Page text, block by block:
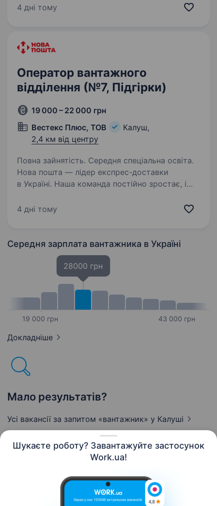
Шукаєте роботу? Завантажуйте застосунок
Work.ua!
та сумлінно ставишся до роботи? Готовий
4 дні тому
Оператор вантажного
відділення (№7, Підгірки)
19 000 – 22 000 грн
Вестекс Плюс, ТОВ
Калуш,
2,4 км від центру
Повна зайнятість. Середня спеціальна освіта.
Нова пошта — лідер експрес-доставки
в Україні. Наша команда постійно зростає, і
відділення». Хочеш стати обличчям Нової
4 дні тому
Середня зарплата вантажника в Україні
19 000 грн
28000 грн
43 000 грн
Докладніше
Мало результатів?
Усі вакансії за запитом «вантажник» у Калуші